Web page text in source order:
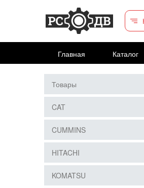
Перейти к основному содержанию
Главная Каталог
Товары
CAT
CUMMINS
HITACHI
KOMATSU